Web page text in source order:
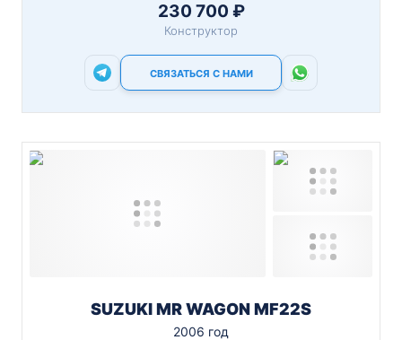
230 700 ₽
Конструктор
СВЯЗАТЬСЯ С НАМИ
SUZUKI MR WAGON MF22S
2006 год